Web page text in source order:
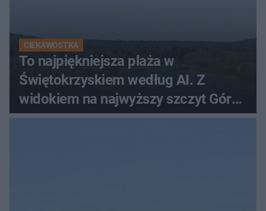
CIEKAWOSTKA
To najpiękniejsza plaża w
Świętokrzyskiem według AI. Z
widokiem na najwyższy szczyt Gór
Świętokrzyskich